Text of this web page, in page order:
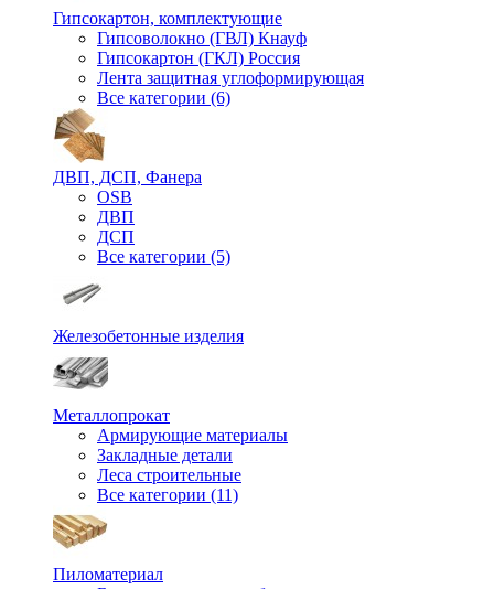
Гипсокартон, комплектующие
Гипсоволокно (ГВЛ) Кнауф
Гипсокартон (ГКЛ) Россия
Лента защитная углоформирующая
Все категории (6)
ДВП, ДСП, Фанера
OSB
ДВП
ДСП
Все категории (5)
Железобетонные изделия
Металлопрокат
Армирующие материалы
Закладные детали
Леса строительные
Все категории (11)
Пиломатериал